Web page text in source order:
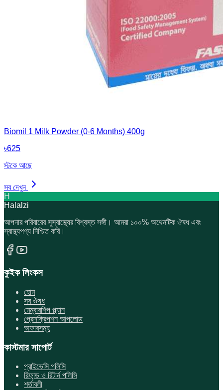
Biomil 1 Milk Powder (0-6 Months) 400g
৳625
স্টকে আছে
সব দেখুন
H
Halalzi
আপনার পরিবারের সুস্বাস্থ্যের বিশ্বস্ত সঙ্গী। আমরা ১০০% অথেনটিক ঔষধ এবং
স্বাস্থ্যপণ্য নিশ্চিত করি।
কুইক লিংকস
হোম
সব ঔষধ
মেম্বারশিপ প্ল্যান
প্রেসক্রিপশন আপলোড
অফারসমূহ
কাস্টমার সাপোর্ট
প্রাইভেসি পলিসি
রিফান্ড ও রিটার্ন পলিসি
শর্তাবলী